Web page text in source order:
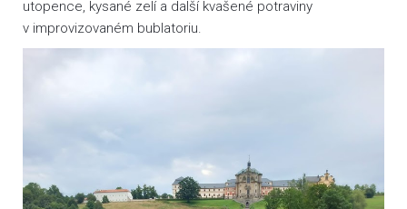
utopence, kysané zelí a další kvašené potraviny
v improvizovaném bublatoriu.